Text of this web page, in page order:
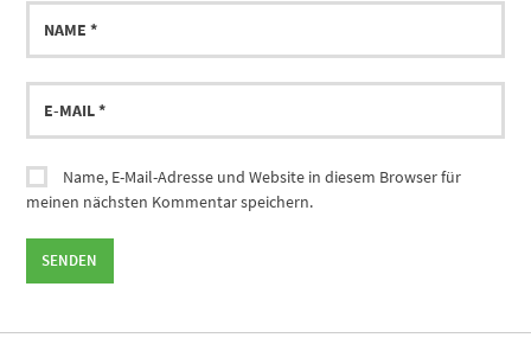
Name
E-
Mail
Name, E-Mail-Adresse und Website in diesem Browser für
meinen nächsten Kommentar speichern.